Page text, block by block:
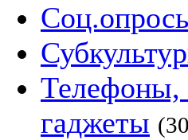
Телефоны,
гаджеты